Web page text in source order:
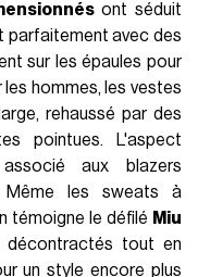
ont séduit
parfaitement avec des
sur les épaules pour
hommes, les vestes
rehaussé par des
pointues. L'aspect
associé aux blazers
Même les sweats à
témoigne le défilé Miu
tout en
un style encore plus